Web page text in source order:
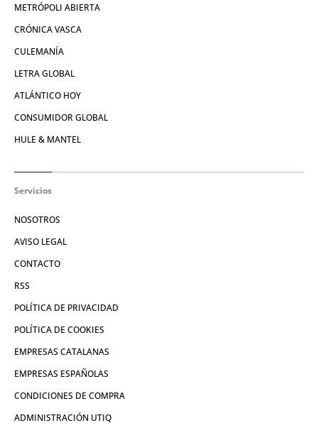
METRÓPOLI ABIERTA
CRÓNICA VASCA
CULEMANÍA
LETRA GLOBAL
ATLÁNTICO HOY
CONSUMIDOR GLOBAL
HULE & MANTEL
Servicios
NOSOTROS
AVISO LEGAL
CONTACTO
RSS
POLÍTICA DE PRIVACIDAD
POLÍTICA DE COOKIES
EMPRESAS CATALANAS
EMPRESAS ESPAÑOLAS
CONDICIONES DE COMPRA
ADMINISTRACIÓN UTIQ